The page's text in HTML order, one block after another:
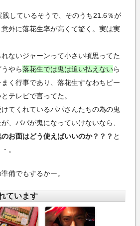
しているそうで、そのうち21.6％が
外に落花生率が高くて驚く。実は実
ないジャーンって小さい頃思ってた
やら落花生では鬼は追い払えないら
く行事であり、落花生すなわちピー
テレビで言ってた。
てくれているパパさんたちの為の鬼
、パパが鬼になっていけないなら、
お面はどう使えばいいのか？？？ と
。
備でもするかー。
ています